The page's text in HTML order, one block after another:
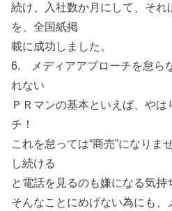
続け、入社数か月にして、それ
を、全国紙掲
載に成功しました。
6. メディアアプローチを怠ら
れない
ＰＲマンの基本といえば、や
チ！
これを怠っては“商売”になりま
し続ける
と電話を見るのも嫌になる気持
そんなことにめげない為にも